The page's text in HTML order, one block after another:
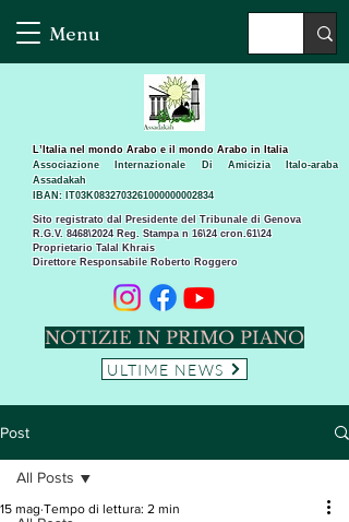
Menu
Sito registrato dal Presidente del Tribunale di Genova
R.G.V. 8468\2024 Reg. Stampa n 16\24 cron.61\24 ​
Proprietario Talal Khrais
Direttore Responsabile Roberto Roggero
L’Italia nel mondo Arabo e il mondo Arabo in Italia
Associazione Internazionale Di Amicizia Italo-araba
Assadakah
IBAN: IT03K0832703261000000002834
NOTIZIE IN PRIMO PIANO
ULTIME NEWS
Post
All Posts
15 mag Tempo di lettura: 2 min